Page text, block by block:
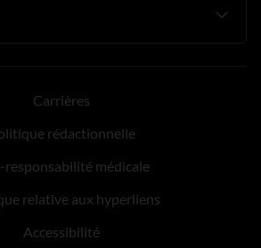
Carrières
rédactionnelle
responsabilité médicale
relative aux hyperliens
Accessibilité